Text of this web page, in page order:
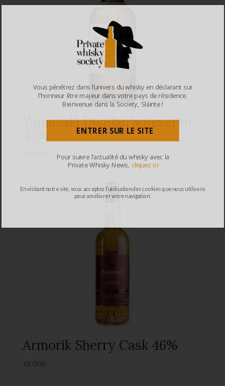
Yamazaki Distiller’s Reserve
Armorik Sherry Cask 46%
49,00€
Vous pénétrez dans l’univers du whisky en déclarant sur
l’honneur être majeur dans votre pays de résidence.
Bienvenue dans la Society, Sláinte !
ENTRER SUR LE SITE
En visitant notre site, vous acceptez l’utilisation des cookies que nous utilisons
pour améliorer votre navigation.
Pour suivre l’actualité du whisky avec la
Private Whisky News, cliquez ici